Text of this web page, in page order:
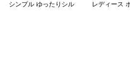
シンプル ゆったりシル
レディース